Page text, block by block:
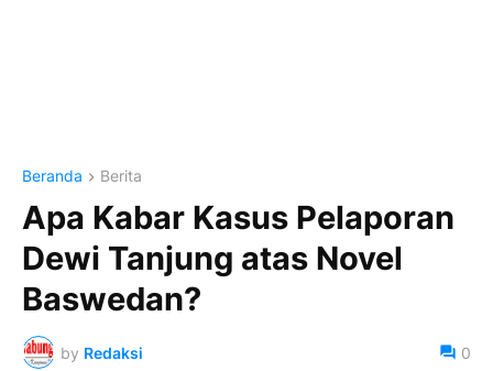
Beranda Berita
Apa Kabar Kasus Pelaporan
Dewi Tanjung atas Novel
Baswedan?
by Redaksi 0